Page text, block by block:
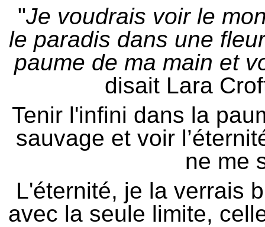
"Je voudrais voir le
le paradis dans une
paume de ma main et
disait Lara
Tenir l'infini dans la
sauvage et voir
ne me
L'éternité, je la verrais
avec la seule limite,